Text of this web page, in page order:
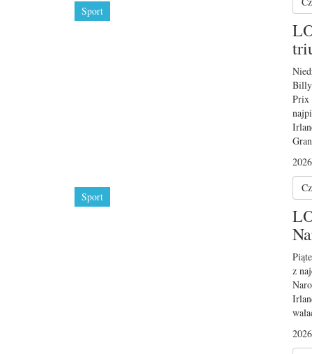
Sport
Billy
Prix
Sport
z